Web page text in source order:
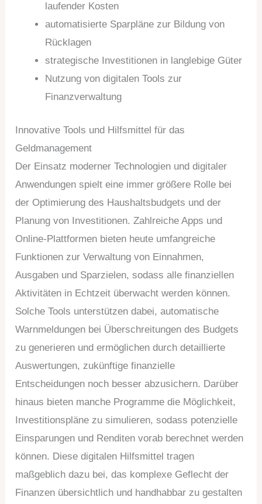
laufender Kosten
automatisierte Sparpläne zur Bildung von
Rücklagen
strategische Investitionen in langlebige Güter
Nutzung von digitalen Tools zur
Finanzverwaltung
Innovative Tools und Hilfsmittel für das
Geldmanagement
Der Einsatz moderner Technologien und digitaler
Anwendungen spielt eine immer größere Rolle bei
der Optimierung des Haushaltsbudgets und der
Planung von Investitionen. Zahlreiche Apps und
Online-Plattformen bieten heute umfangreiche
Funktionen zur Verwaltung von Einnahmen,
Ausgaben und Sparzielen, sodass alle finanziellen
Aktivitäten in Echtzeit überwacht werden können.
Solche Tools unterstützen dabei, automatische
Warnmeldungen bei Überschreitungen des Budgets
zu generieren und ermöglichen durch detaillierte
Auswertungen, zukünftige finanzielle
Entscheidungen noch besser abzusichern. Darüber
hinaus bieten manche Programme die Möglichkeit,
Investitionspläne zu simulieren, sodass potenzielle
Einsparungen und Renditen vorab berechnet werden
können. Diese digitalen Hilfsmittel tragen
maßgeblich dazu bei, das komplexe Geflecht der
Finanzen übersichtlich und handhabbar zu gestalten